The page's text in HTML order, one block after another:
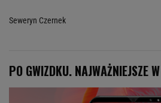
Seweryn Czernek